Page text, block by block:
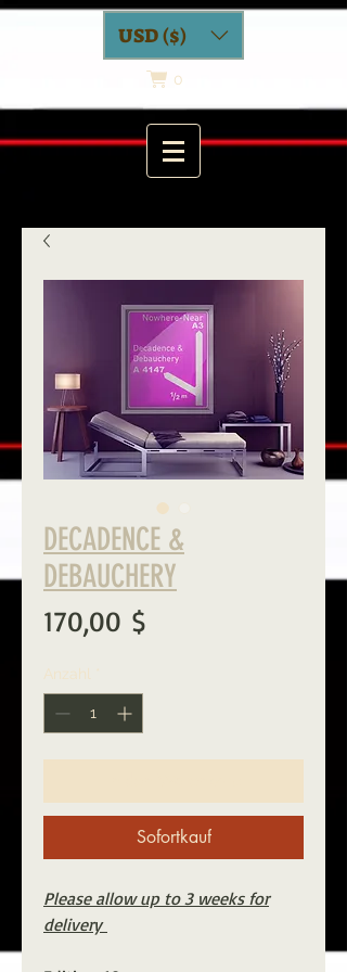
USD ($)
0
DECADENCE &
DEBAUCHERY
170,00 $
Anzahl *
Sofortkauf
Please allow up to 3 weeks for
delivery